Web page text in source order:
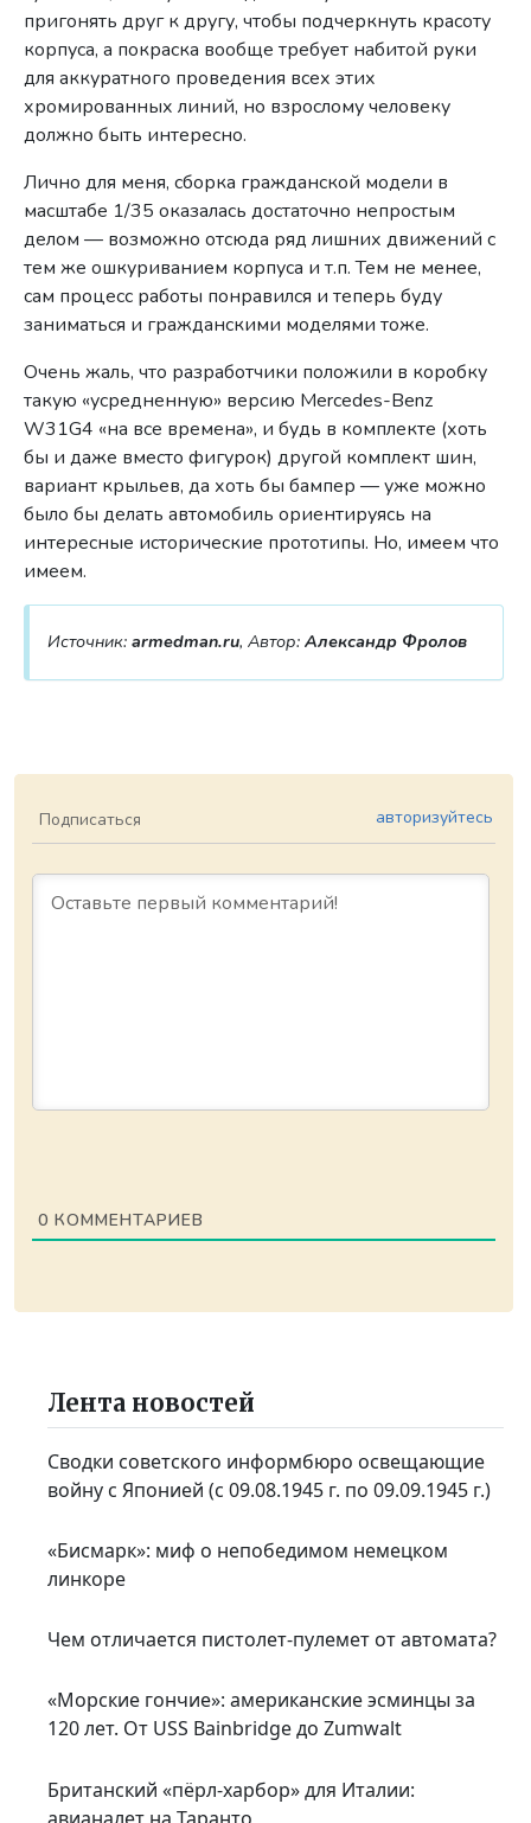
пригонять друг к другу, чтобы подчеркнуть красоту
корпуса, а покраска вообще требует набитой руки
для аккуратного проведения всех этих
хромированных линий, но взрослому человеку
должно быть интересно.
Лично для меня, сборка гражданской модели в
масштабе 1/35 оказалась достаточно непростым
делом — возможно отсюда ряд лишних движений с
тем же ошкуриванием корпуса и т.п. Тем не менее,
сам процесс работы понравился и теперь буду
заниматься и гражданскими моделями тоже.
Очень жаль, что разработчики положили в коробку
такую «усредненную» версию Mercedes-Benz
W31G4 «на все времена», и будь в комплекте (хоть
бы и даже вместо фигурок) другой комплект шин,
вариант крыльев, да хоть бы бампер — уже можно
было бы делать автомобиль ориентируясь на
интересные исторические прототипы. Но, имеем что
имеем.
Источник: armedman.ru, Автор: Александр Фролов
Подписаться авторизуйтесь
0 КОММЕНТАРИЕВ
Лента новостей
Сводки советского информбюро освещающие
войну с Японией (с 09.08.1945 г. по 09.09.1945 г.)
«Бисмарк»: миф о непобедимом немецком
линкоре
Чем отличается пистолет-пулемет от автомата?
«Морские гончие»: американские эсминцы за
120 лет. От USS Bainbridge до Zumwalt
Британский «пёрл-харбор» для Италии:
авианалет на Таранто